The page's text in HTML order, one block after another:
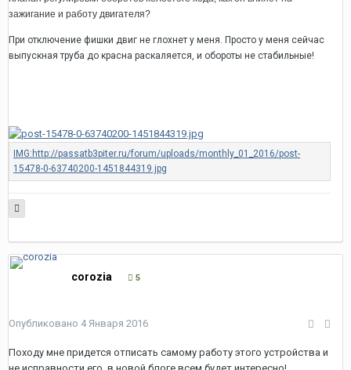
зажигание и работу двигателя?
При отключение фишки двиг не глохнет у меня. Просто у меня сейчас
выпускная труба до красна раскаляется, и обороты не стабильные!
corozia 5
Опубликовано 4 Января 2016
Походу мне придется отписать самому работу этого устройства и